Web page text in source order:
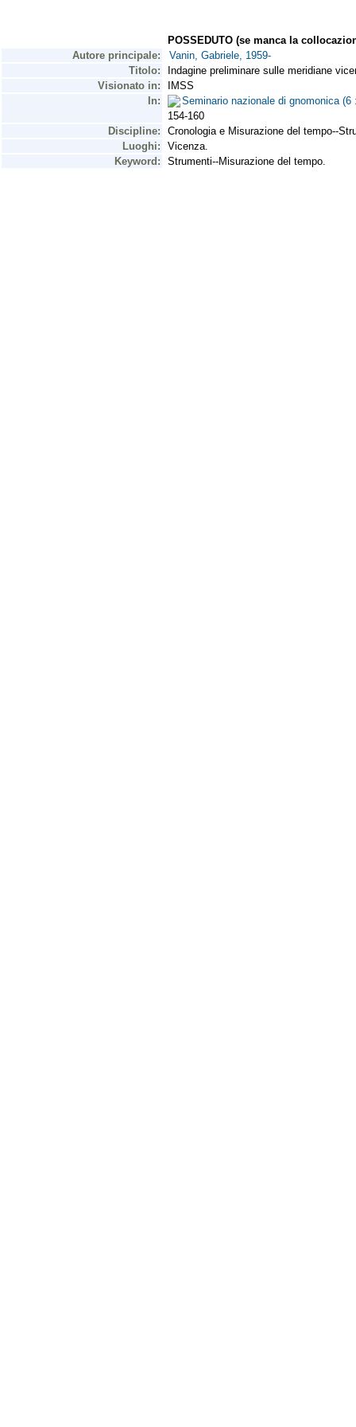
POSSEDUTO (se manca la
Autore principale:
Vanin, Gabriele, 1959-
Titolo:
Indagine preliminare sulle meridiane
Visionato in:
IMSS
In:
Seminario nazionale di gnomonica
154-160
Discipline:
Cronologia e Misurazione del tempo--
Luoghi:
Vicenza.
Keyword:
Strumenti--Misurazione del tempo.